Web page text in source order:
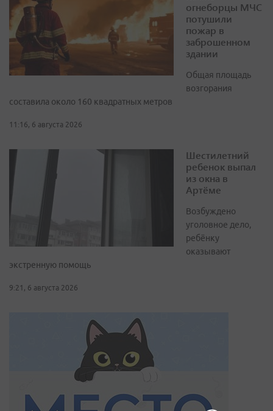
огнеборцы МЧС
потушили
пожар в
заброшенном
здании
Общая площадь
возгорания
составила около 160 квадратных метров
11:16, 6 августа 2026
Шестилетний
ребенок выпал
из окна в
Артёме
Возбуждено
уголовное дело,
ребёнку
оказывают
экстренную помощь
9:21, 6 августа 2026